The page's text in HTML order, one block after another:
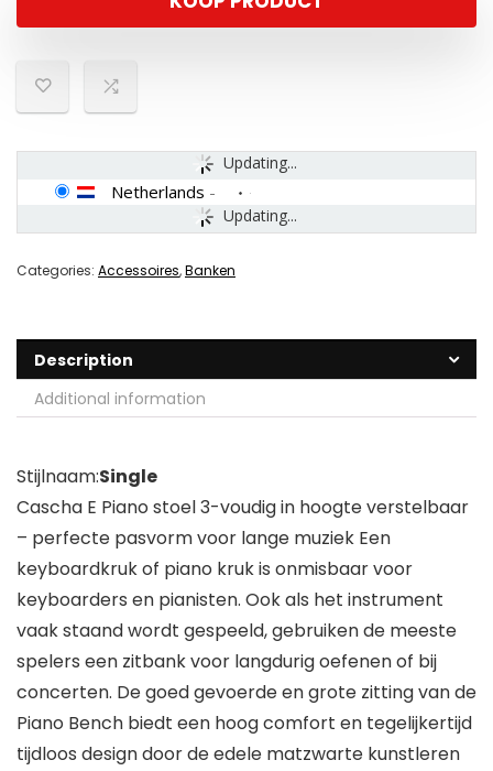
Updating...
Updating...
Netherlands -
Categories: Accessoires,Banken
Description
Additional information
Stijlnaam:Single
Cascha E Piano stoel 3-voudig in hoogte verstelbaar
– perfecte pasvorm voor lange muziek Een
keyboardkruk of piano kruk is onmisbaar voor
keyboarders en pianisten. Ook als het instrument
vaak staand wordt gespeeld, gebruiken de meeste
spelers een zitbank voor langdurig oefenen of bij
concerten. De goed gevoerde en grote zitting van de
Piano Bench biedt een hoog comfort en tegelijkertijd
tijdloos design door de edele matzwarte kunstleren